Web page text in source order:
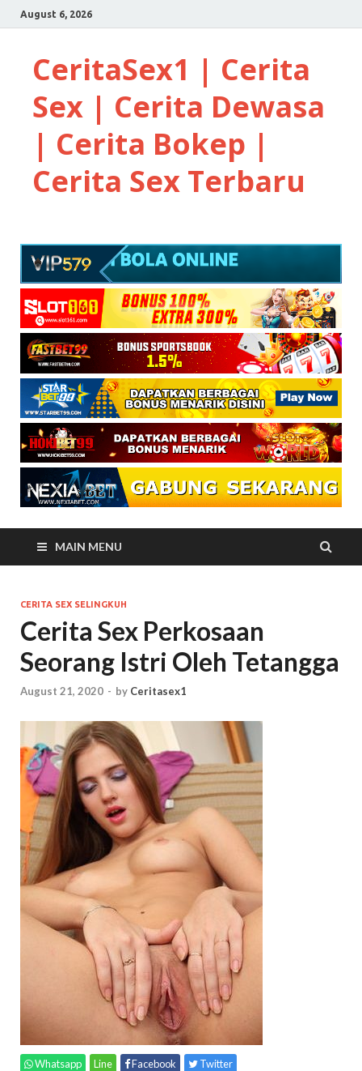
August 6, 2026
CeritaSex1 | Cerita
Sex | Cerita Dewasa
| Cerita Bokep |
Cerita Sex Terbaru
MAIN MENU
CERITA SEX SELINGKUH
Cerita Sex Perkosaan
Seorang Istri Oleh Tetangga
August 21, 2020 - by Ceritasex1
Whatsapp Line Facebook Twitter